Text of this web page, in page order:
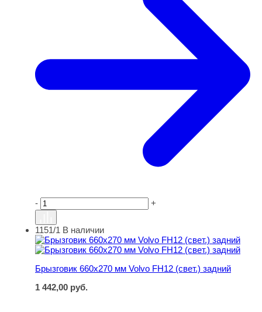
- +
Брызговик 660х270 мм Volvo FH12 (свет.) задний
1151/1 В наличии
Брызговик 660х270 мм Volvo FH12 (свет.) задний
1 442,00 руб.